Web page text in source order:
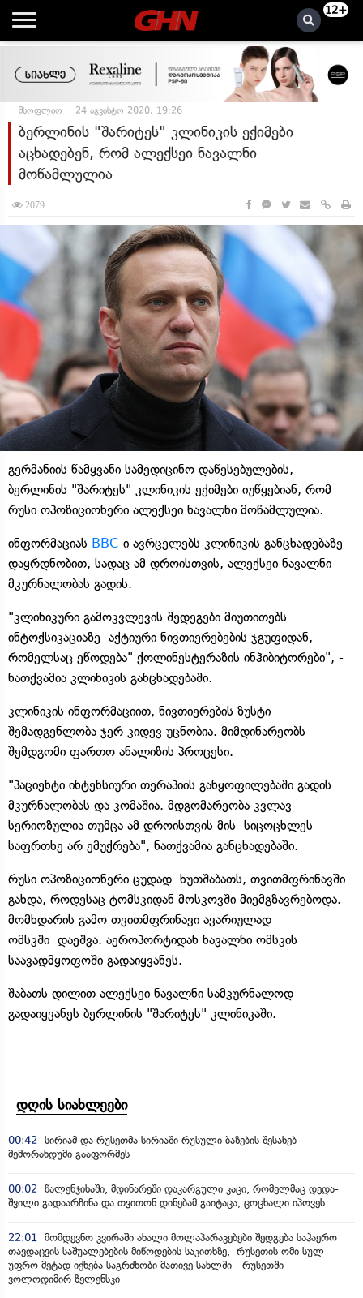
12+
მსოფლიო 24 აგვისტო 2020, 19:26
ბერლინის "შარიტეს" კლინიკის ექიმები
აცხადებენ, რომ ალექსეი ნავალნი
მოწამლულია
2079
გერმანიის წამყვანი სამედიცინო დაწესებულების,
ბერლინის "შარიტეს" კლინიკის ექიმები იუწყებიან, რომ
რუსი ოპოზიციონერი ალექსეი ნავალნი მოწამლულია.
ინფორმაციას BBC-ი ავრცელებს კლინიკის განცხადებაზე
დაყრდნობით, სადაც ამ დროისთვის, ალექსეი ნავალნი
მკურნალობას გადის.
"კლინიკური გამოკვლევის შედეგები მიუთითებს
ინტოქსიკაციაზე აქტიური ნივთიერებების ჯგუფიდან,
რომელსაც ეწოდება" ქოლინესტერაზის ინჰიბიტორები", -
ნათქვამია კლინიკის განცხადებაში.
კლინიკის ინფორმაციით, ნივთიერების ზუსტი
შემადგენლობა ჯერ კიდევ უცნობია. მიმდინარეობს
შემდგომი ფართო ანალიზის პროცესი.
"პაციენტი ინტენსიური თერაპიის განყოფილებაში გადის
მკურნალობას და კომაშია. მდგომარეობა კვლავ
სერიოზულია თუმცა ამ დროისთვის მის სიცოცხლეს
საფრთხე არ ემუქრება", ნათქვამია განცხადებაში.
რუსი ოპოზიციონერი ცუდად ხუთშაბათს, თვითმფრინავში
გახდა, როდესაც ტომსკიდან მოსკოვში მიემგზავრებოდა.
მომხდარის გამო თვითმფრინავი ავარიულად
ომსკში დაეშვა. აეროპორტიდან ნავალნი ომსკის
საავადმყოფოში გადაიყვანეს.
შაბათს დილით ალექსეი ნავალნი სამკურნალოდ
გადაიყვანეს ბერლინის "შარიტეს" კლინიკაში.
დღის სიახლეები
00:42
სირიამ და რუსეთმა სირიაში რუსული ბაზების შესახებ
მემორანდუმი გააფორმეს
00:02
წალენჯიხაში, მდინარეში დაკარგული კაცი, რომელმაც დედა-
შვილი გადაარჩინა და თვითონ დინებამ გაიტაცა, ცოცხალი იპოვეს
22:01
მომდევნო კვირაში ახალი მოლაპარაკებები შედგება საჰაერო
თავდაცვის საშუალებების მიწოდების საკითხზე, რუსეთის ომი სულ
უფრო მეტად იქნება საგრძნობი მათივე სახლში - რუსეთში -
ვოლოდიმირ ზელენსკი